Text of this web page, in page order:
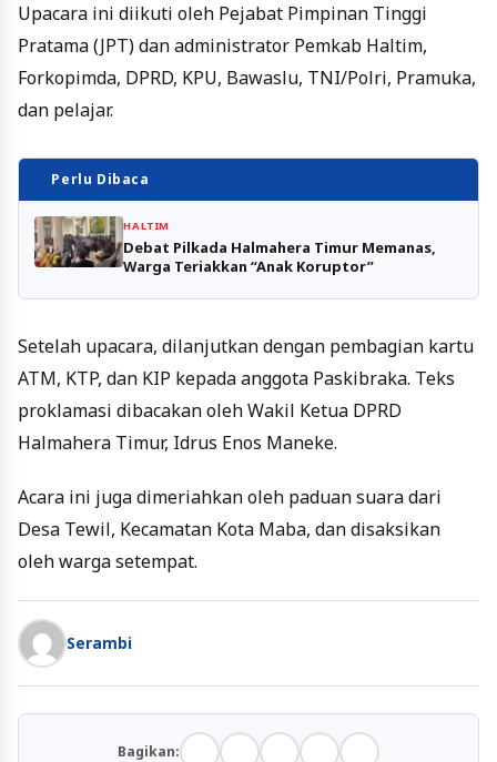
Upacara ini diikuti oleh Pejabat Pimpinan Tinggi
Pratama (JPT) dan administrator Pemkab Haltim,
Forkopimda, DPRD, KPU, Bawaslu, TNI/Polri, Pramuka,
dan pelajar.
Perlu Dibaca
HALTIM
Debat Pilkada Halmahera Timur Memanas,
Warga Teriakkan “Anak Koruptor”
Setelah upacara, dilanjutkan dengan pembagian kartu
ATM, KTP, dan KIP kepada anggota Paskibraka. Teks
proklamasi dibacakan oleh Wakil Ketua DPRD
Halmahera Timur, Idrus Enos Maneke.
Acara ini juga dimeriahkan oleh paduan suara dari
Desa Tewil, Kecamatan Kota Maba, dan disaksikan
oleh warga setempat.
Serambi
Bagikan: